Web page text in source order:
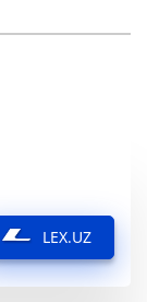
LEX.UZ